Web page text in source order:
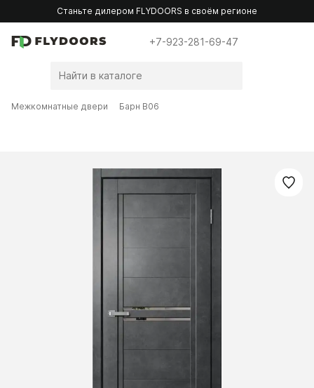
Станьте дилером FLYDOORS в своём регионе
+7-923-281-69-47
Межкомнатные двери Барн B06